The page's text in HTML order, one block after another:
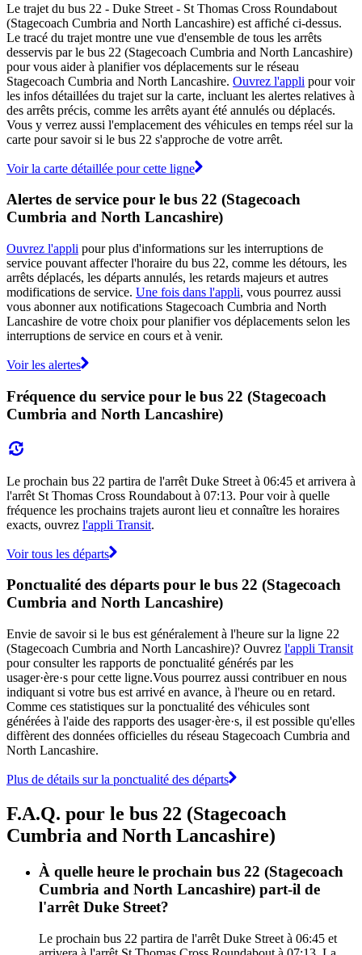
Le trajet du bus 22 - Duke Street - St Thomas Cross Roundabout
(Stagecoach Cumbria and North Lancashire) est affiché ci-dessus.
Le tracé du trajet montre une vue d'ensemble de tous les arrêts
desservis par le bus 22 (Stagecoach Cumbria and North Lancashire)
pour vous aider à planifier vos déplacements sur le réseau
Stagecoach Cumbria and North Lancashire. Ouvrez l'appli pour voir
les infos détaillées du trajet sur la carte, incluant les alertes relatives à
des arrêts précis, comme les arrêts ayant été annulés ou déplacés.
Vous y verrez aussi l'emplacement des véhicules en temps réel sur la
carte pour savoir si le bus 22 s'approche de votre arrêt.
Voir la carte détaillée pour cette ligne
Alertes de service pour le bus 22 (Stagecoach
Cumbria and North Lancashire)
Ouvrez l'appli pour plus d'informations sur les interruptions de
service pouvant affecter l'horaire du bus 22, comme les détours, les
arrêts déplacés, les départs annulés, les retards majeurs et autres
modifications de service. Une fois dans l'appli, vous pourrez aussi
vous abonner aux notifications Stagecoach Cumbria and North
Lancashire de votre choix pour planifier vos déplacements selon les
interruptions de service en cours et à venir.
Voir les alertes
Fréquence du service pour le bus 22 (Stagecoach
Cumbria and North Lancashire)
Le prochain bus 22 partira de l'arrêt Duke Street à 06:45 et arrivera à
l'arrêt St Thomas Cross Roundabout à 07:13. Pour voir à quelle
fréquence les prochains trajets auront lieu et connaître les horaires
exacts, ouvrez l'appli Transit.
Voir tous les départs
Ponctualité des départs pour le bus 22 (Stagecoach
Cumbria and North Lancashire)
Envie de savoir si le bus est généralement à l'heure sur la ligne 22
(Stagecoach Cumbria and North Lancashire)? Ouvrez l'appli Transit
pour consulter les rapports de ponctualité générés par les
usager·ère·s pour cette ligne.Vous pourrez aussi contribuer en nous
indiquant si votre bus est arrivé en avance, à l'heure ou en retard.
Comme ces statistiques sur la ponctualité des véhicules sont
générées à l'aide des rapports des usager·ère·s, il est possible qu'elles
diffèrent des données officielles du réseau Stagecoach Cumbria and
North Lancashire.
Plus de détails sur la ponctualité des départs
F.A.Q. pour le bus 22 (Stagecoach
Cumbria and North Lancashire)
À quelle heure le prochain bus 22 (Stagecoach
Cumbria and North Lancashire) part-il de
l'arrêt Duke Street?
Le prochain bus 22 partira de l'arrêt Duke Street à 06:45 et